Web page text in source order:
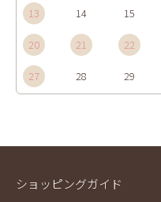
13 14 15
20 21 22
27 28 29
ショッピングガイド